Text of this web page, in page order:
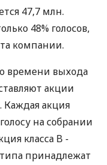
47,7 млн.
48% голосов,
компании.
времени выхода
акции
Каждая акция
на собрании
класса B -
принадлежат